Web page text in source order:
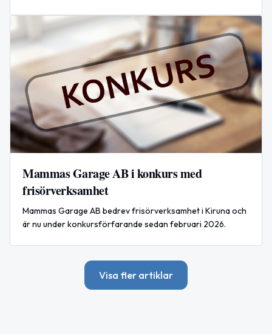
Mammas Garage AB i konkurs med
frisörverksamhet
Mammas Garage AB bedrev frisörverksamhet i Kiruna och
är nu under konkursförfarande sedan februari 2026.
Visa fler artiklar